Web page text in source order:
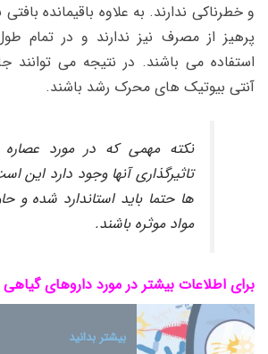
و خطرناکی ندارند. به علاوه باقیمانده
پرهیز از مصرف نیز ندارند و در تمام
استفاده می باشند. در نتیجه می توانند
آنتی بیوتیک های محرک رشد باشند.
نکته مهمی که در مورد
تاثیرگذاری آنها وجود دارد این
ها حتما باید استاندارد شده و
مواد موثره باشند.
برای اطلاعات بیشتر در مورد داروهای
بیشتر بدانید